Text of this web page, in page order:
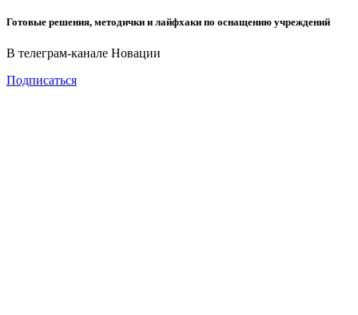
Готовые решения, методички и лайфхаки по оснащению учреждений
В телеграм-канале Новации
Подписаться